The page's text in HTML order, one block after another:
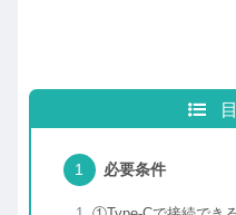
必要条件